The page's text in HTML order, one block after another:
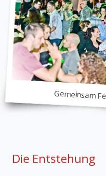
Gemeinsam
Die Entstehung